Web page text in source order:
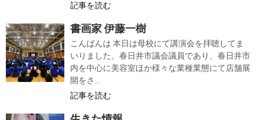
記事を読む
書画家 伊藤一樹
こんばんは 本日は母校にて講演会を拝聴してま
いりました、春日井市議会議員であり、春日井市
内を中心に美容室ほか様々な業種業態にて店舗展
開をさ...
記事を読む